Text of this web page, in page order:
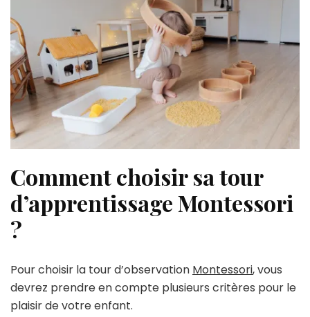
Comment choisir sa tour
d’apprentissage Montessori
?
Pour choisir la tour d’observation Montessori, vous
devrez prendre en compte plusieurs critères pour le
plaisir de votre enfant.